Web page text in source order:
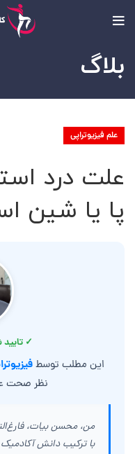
بلاگ
علم فیزیوتراپی
علت درد
پا یا شین
✓
این مطلب توسط
نظر صحت
من، محسن بیات،
با ترکیب دانش